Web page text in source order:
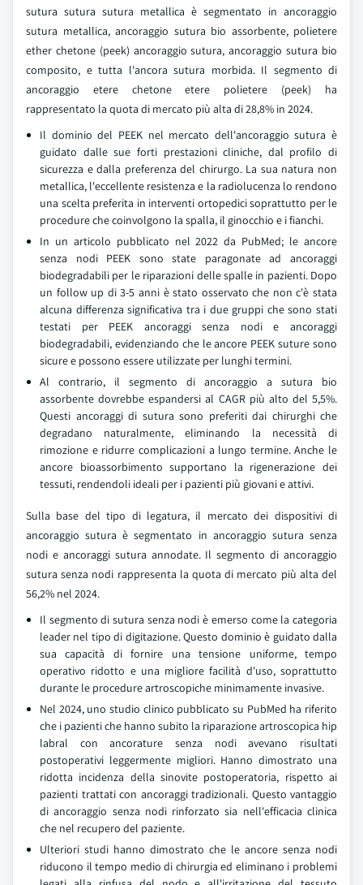
sutura sutura sutura metallica è segmentato in ancoraggio
sutura metallica, ancoraggio sutura bio assorbente, polietere
ether chetone (peek) ancoraggio sutura, ancoraggio sutura bio
composito, e tutta l'ancora sutura morbida. Il segmento di
ancoraggio etere chetone etere polietere (peek) ha
rappresentato la quota di mercato più alta di 28,8% in 2024.
Il dominio del PEEK nel mercato dell'ancoraggio sutura è
guidato dalle sue forti prestazioni cliniche, dal profilo di
sicurezza e dalla preferenza del chirurgo. La sua natura non
metallica, l'eccellente resistenza e la radiolucenza lo rendono
una scelta preferita in interventi ortopedici soprattutto per le
procedure che coinvolgono la spalla, il ginocchio e i fianchi.
In un articolo pubblicato nel 2022 da PubMed; le ancore
senza nodi PEEK sono state paragonate ad ancoraggi
biodegradabili per le riparazioni delle spalle in pazienti. Dopo
un follow up di 3-5 anni è stato osservato che non c'è stata
alcuna differenza significativa tra i due gruppi che sono stati
testati per PEEK ancoraggi senza nodi e ancoraggi
biodegradabili, evidenziando che le ancore PEEK suture sono
sicure e possono essere utilizzate per lunghi termini.
Al contrario, il segmento di ancoraggio a sutura bio
assorbente dovrebbe espandersi al CAGR più alto del 5,5%.
Questi ancoraggi di sutura sono preferiti dai chirurghi che
degradano naturalmente, eliminando la necessità di
rimozione e ridurre complicazioni a lungo termine. Anche le
ancore bioassorbimento supportano la rigenerazione dei
tessuti, rendendoli ideali per i pazienti più giovani e attivi.
Sulla base del tipo di legatura, il mercato dei dispositivi di
ancoraggio sutura è segmentato in ancoraggio sutura senza
nodi e ancoraggi sutura annodate. Il segmento di ancoraggio
sutura senza nodi rappresenta la quota di mercato più alta del
56,2% nel 2024.
Il segmento di sutura senza nodi è emerso come la categoria
leader nel tipo di digitazione. Questo dominio è guidato dalla
sua capacità di fornire una tensione uniforme, tempo
operativo ridotto e una migliore facilità d'uso, soprattutto
durante le procedure artroscopiche minimamente invasive.
Nel 2024, uno studio clinico pubblicato su PubMed ha riferito
che i pazienti che hanno subito la riparazione artroscopica hip
labral con ancorature senza nodi avevano risultati
postoperativi leggermente migliori. Hanno dimostrato una
ridotta incidenza della sinovite postoperatoria, rispetto ai
pazienti trattati con ancoraggi tradizionali. Questo vantaggio
di ancoraggio senza nodi rinforzato sia nell'efficacia clinica
che nel recupero del paziente.
Ulteriori studi hanno dimostrato che le ancore senza nodi
riducono il tempo medio di chirurgia ed eliminano i problemi